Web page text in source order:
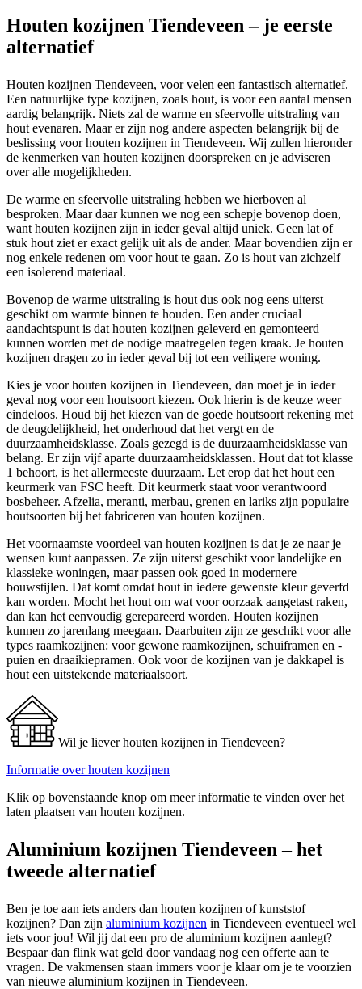
Houten kozijnen Tiendeveen – je eerste
alternatief
Houten kozijnen Tiendeveen, voor velen een fantastisch alternatief.
Een natuurlijke type kozijnen, zoals hout, is voor een aantal mensen
aardig belangrijk. Niets zal de warme en sfeervolle uitstraling van
hout evenaren. Maar er zijn nog andere aspecten belangrijk bij de
beslissing voor houten kozijnen in Tiendeveen. Wij zullen hieronder
de kenmerken van houten kozijnen doorspreken en je adviseren
over alle mogelijkheden.
De warme en sfeervolle uitstraling hebben we hierboven al
besproken. Maar daar kunnen we nog een schepje bovenop doen,
want houten kozijnen zijn in ieder geval altijd uniek. Geen lat of
stuk hout ziet er exact gelijk uit als de ander. Maar bovendien zijn er
nog enkele redenen om voor hout te gaan. Zo is hout van zichzelf
een isolerend materiaal.
Bovenop de warme uitstraling is hout dus ook nog eens uiterst
geschikt om warmte binnen te houden. Een ander cruciaal
aandachtspunt is dat houten kozijnen geleverd en gemonteerd
kunnen worden met de nodige maatregelen tegen kraak. Je houten
kozijnen dragen zo in ieder geval bij tot een veiligere woning.
Kies je voor houten kozijnen in Tiendeveen, dan moet je in ieder
geval nog voor een houtsoort kiezen. Ook hierin is de keuze weer
eindeloos. Houd bij het kiezen van de goede houtsoort rekening met
de deugdelijkheid, het onderhoud dat het vergt en de
duurzaamheidsklasse. Zoals gezegd is de duurzaamheidsklasse van
belang. Er zijn vijf aparte duurzaamheidsklassen. Hout dat tot klasse
1 behoort, is het allermeeste duurzaam. Let erop dat het hout een
keurmerk van FSC heeft. Dit keurmerk staat voor verantwoord
bosbeheer. Afzelia, meranti, merbau, grenen en lariks zijn populaire
houtsoorten bij het fabriceren van houten kozijnen.
Het voornaamste voordeel van houten kozijnen is dat je ze naar je
wensen kunt aanpassen. Ze zijn uiterst geschikt voor landelijke en
klassieke woningen, maar passen ook goed in modernere
bouwstijlen. Dat komt omdat hout in iedere gewenste kleur geverfd
kan worden. Mocht het hout om wat voor oorzaak aangetast raken,
dan kan het eenvoudig gerepareerd worden. Houten kozijnen
kunnen zo jarenlang meegaan. Daarbuiten zijn ze geschikt voor alle
types raamkozijnen: voor gewone raamkozijnen, schuiframen en -
puien en draaikiepramen. Ook voor de kozijnen van je dakkapel is
hout een uitstekende materiaalsoort.
Wil je liever houten kozijnen in Tiendeveen?
Informatie over houten kozijnen
Klik op bovenstaande knop om meer informatie te vinden over het
laten plaatsen van houten kozijnen.
Aluminium kozijnen Tiendeveen – het
tweede alternatief
Ben je toe aan iets anders dan houten kozijnen of kunststof
kozijnen? Dan zijn aluminium kozijnen in Tiendeveen eventueel wel
iets voor jou! Wil jij dat een pro de aluminium kozijnen aanlegt?
Bespaar dan flink wat geld door vandaag nog een offerte aan te
vragen. De vakmensen staan immers voor je klaar om je te voorzien
van nieuwe aluminium kozijnen in Tiendeveen.